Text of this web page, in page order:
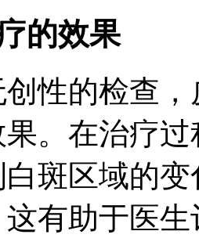
的效果
性的检查
。在治疗
斑区域的
有助于医